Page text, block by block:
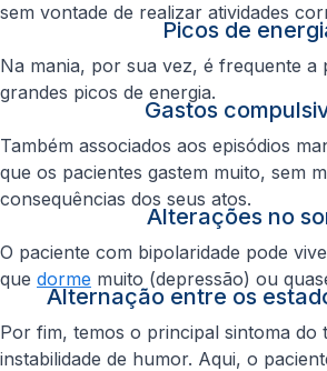
sem vontade de realizar atividades
Picos de
Na mania, por sua vez, é frequente a
grandes picos de energia.
Gastos
Também associados aos episódios
que os pacientes gastem muito, sem
consequências dos seus atos.
Alterações no
O paciente com bipolaridade pode
que dorme muito (depressão) ou
Alternação entre os
Por fim, temos o principal sintoma do
instabilidade de humor. Aqui, o